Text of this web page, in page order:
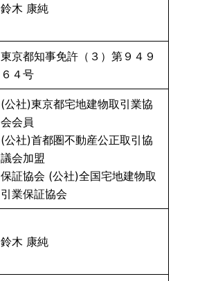
鈴木 康純
東京都知事免許（３）第９４９
６４号
(公社)東京都宅地建物取引業協
会会員
(公社)首都圏不動産公正取引協
議会加盟
保証協会 (公社)全国宅地建物取
引業保証協会
鈴木 康純